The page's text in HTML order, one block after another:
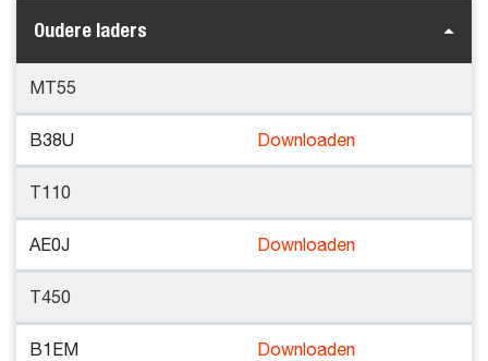
Oudere laders
MT55
B38U Downloaden
T110
AE0J Downloaden
T450
B1EM Downloaden